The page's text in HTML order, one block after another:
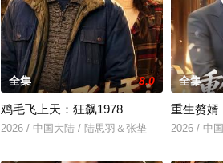
全集 8.0
鸡毛飞上天：狂飙1978
2026 / 中国大陆 / 陆思羽＆张垫
全集
重生赘婿
2026 / 中